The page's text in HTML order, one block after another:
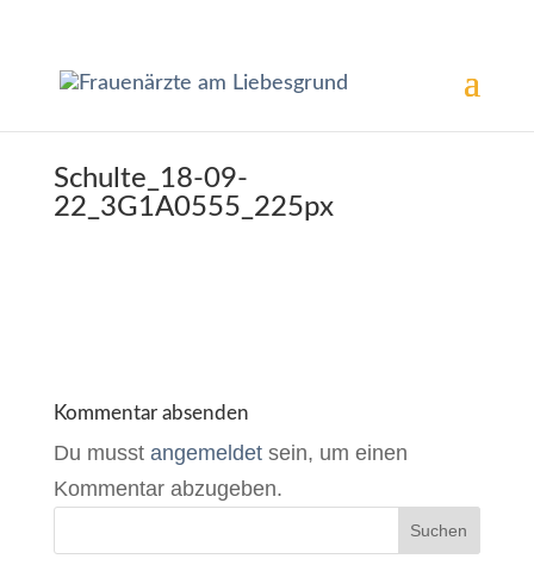
Schulte_18-09-
22_3G1A0555_225px
Kommentar absenden
Du musst angemeldetsein, um einen
Kommentar abzugeben.